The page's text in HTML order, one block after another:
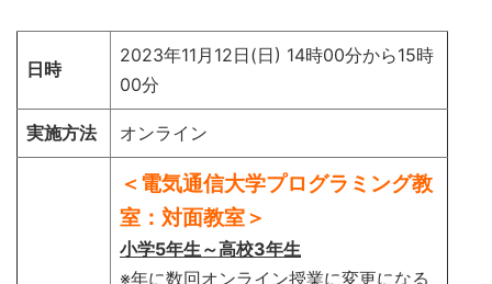
日時
2023年11月12日(日) 14時00分から15時
00分
実施方法 オンライン
＜電気通信大学プログラミング教
室：対面教室＞
小学5年生～高校3年生
※年に数回オンライン授業に変更になる